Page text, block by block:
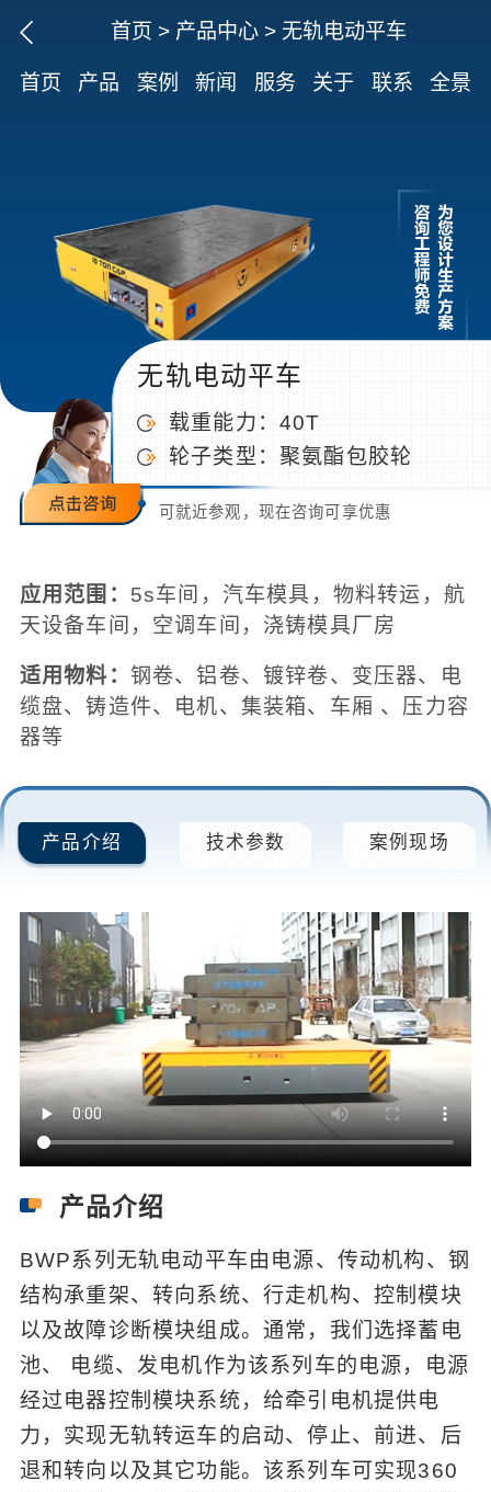
首页 > 产品中心> 无轨电动平车
首页 产品 案例 新闻 服务 关于 联系 全景
无轨电动平车
载重能力：40T
轮子类型：聚氨酯包胶轮
可就近参观，现在咨询可享优惠
应用范围： 5s车间，汽车模具，物料转运，航
天设备车间，空调车间，浇铸模具厂房
适用物料： 钢卷、铝卷、镀锌卷、变压器、电
缆盘、铸造件、电机、集装箱、车厢 、压力容
器等
产品介绍 技术参数 案例现场
产品介绍
BWP系列无轨电动平车由电源、传动机构、钢
结构承重架、转向系统、行走机构、控制模块
以及故障诊断模块组成。通常，我们选择蓄电
池、 电缆、发电机作为该系列车的电源，电源
经过电器控制模块系统，给牵引电机提供电
力，实现无轨转运车的启动、停止、前进、后
退和转向以及其它功能。该系列车可实现360